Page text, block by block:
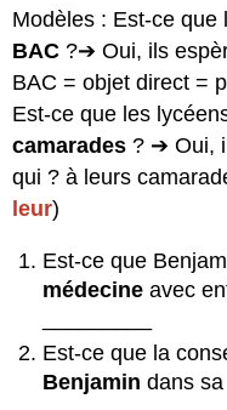
Modèles : Est-ce que
BAC ?➔ Oui, ils
BAC = objet direct =
Est-ce que les
camarades? ➔ Oui,
qui ? à leurs
leur)
Est-ce que
médecine avec
Est-ce que la
Benjamin dans